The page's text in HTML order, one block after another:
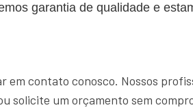
garantia de qualidade e
em contato conosco. Nossos
solicite um orçamento sem